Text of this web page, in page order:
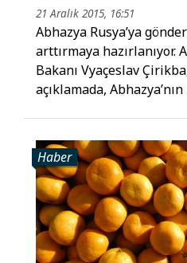
21 Aralık 2015, 16:51
Abhazya Rusya’ya
arttırmaya hazırlanıyor.
Bakanı Vyaçeslav
açıklamada, Abhazya’nın
Haber